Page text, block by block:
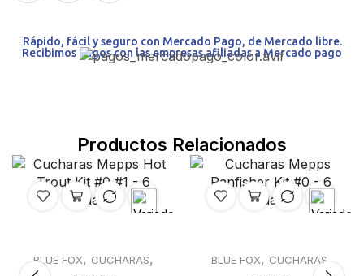
Rápido, fácil y seguro con Mercado Pago, de Mercado libre.
Recibimos pagos con las empresas afiliadas a Mercado pago
Productos Relacionados
BLUE FOX, CUCHARAS,
selección
BLUE FOX, CUCHARAS,